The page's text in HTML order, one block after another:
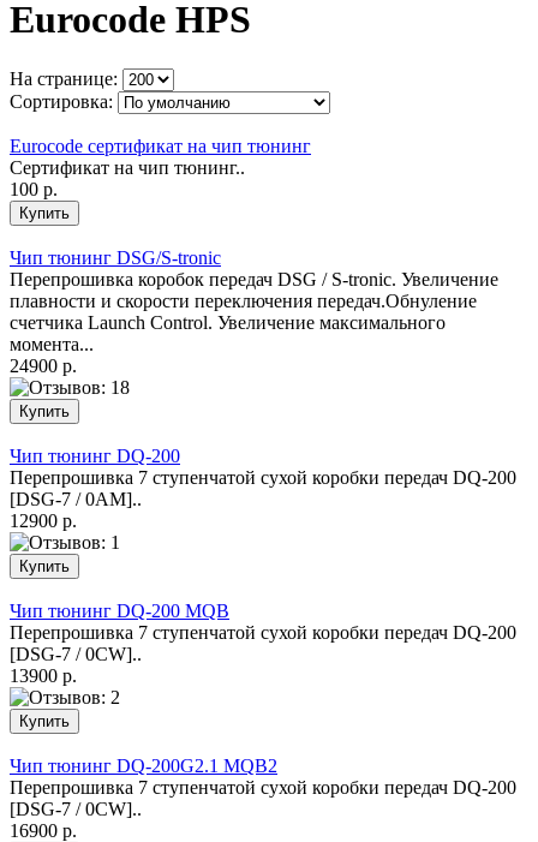
Eurocode HPS
На странице:
Сортировка:
Eurocode сертификат на чип тюнинг
Сертификат на чип тюнинг..
100 р.
Чип тюнинг DSG/S-tronic
Перепрошивка коробок передач DSG / S-tronic. Увеличение
плавности и скорости переключения передач.Обнуление
счетчика Launch Control. Увеличение максимального
момента...
24900 р.
Чип тюнинг DQ-200
Перепрошивка 7 ступенчатой сухой коробки передач DQ-200
[DSG-7 / 0AM]..
12900 р.
Чип тюнинг DQ-200 MQB
Перепрошивка 7 ступенчатой сухой коробки передач DQ-200
[DSG-7 / 0CW]..
13900 р.
Чип тюнинг DQ-200G2.1 MQB2
Перепрошивка 7 ступенчатой сухой коробки передач DQ-200
[DSG-7 / 0CW]..
16900 р.